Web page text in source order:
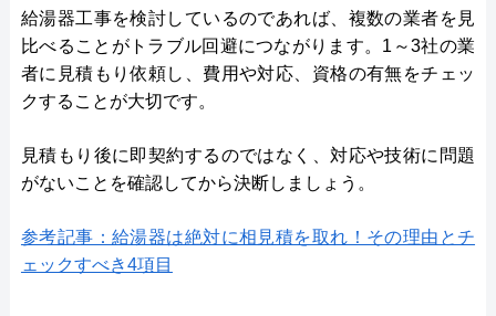
給湯器工事を検討しているのであれば、複数の業者を見
比べることがトラブル回避につながります。1～3社の業
者に見積もり依頼し、費用や対応、資格の有無をチェッ
クすることが大切です。
見積もり後に即契約するのではなく、対応や技術に問題
がないことを確認してから決断しましょう。
参考記事：給湯器は絶対に相見積を取れ！その理由とチ
ェックすべき4項目